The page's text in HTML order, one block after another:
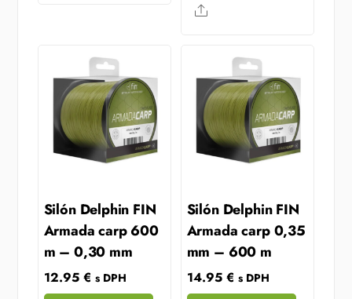
Share
Silón Delphin FIN
Armada carp 600
m – 0,30 mm
12.95 € s DPH
Silón Delphin FIN
Armada carp 0,35
mm – 600 m
14.95 € s DPH